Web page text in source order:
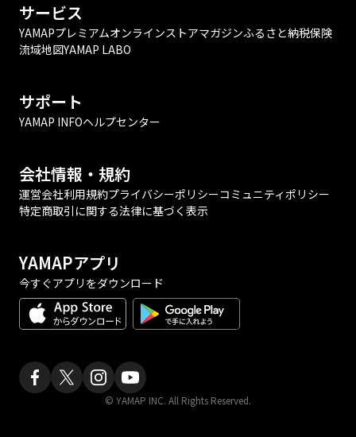
サービス
YAMAPプレミアムオンラインストアマガジンふるさと納税保険
流域地図YAMAP LABO
サポート
YAMAP INFOヘルプセンター
会社情報・規約
運営会社利用規約プライバシーポリシーコミュニティポリシー
特定商取引に関する法律に基づく表示
YAMAPアプリ
今すぐアプリをダウンロード
© YAMAP INC. All Rights Reserved.